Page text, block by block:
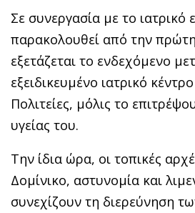
Σε συνεργασία με το ιατρικό
παρακολουθεί από την
εξετάζεται το ενδεχόμενο
εξειδικευμένο ιατρικό
Πολιτείες, μόλις το
υγείας του.
Την ίδια ώρα, οι τοπικές
Δομίνικο, αστυνομία και
συνεχίζουν τη διερεύνηση